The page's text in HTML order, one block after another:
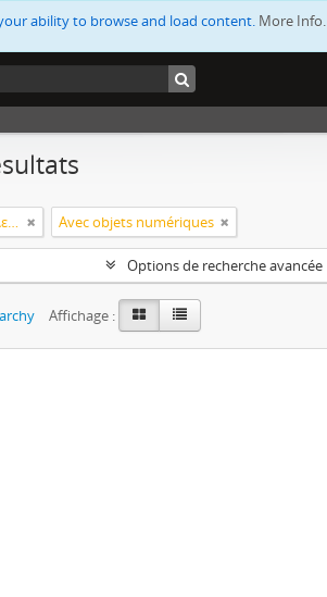
ability to browse and load content. More Info.
Λειτουργία Δημοτικής Βιβλιοθήκης Λεμεσού Avec objets numériques
Options de recherche avancée
Affichage :